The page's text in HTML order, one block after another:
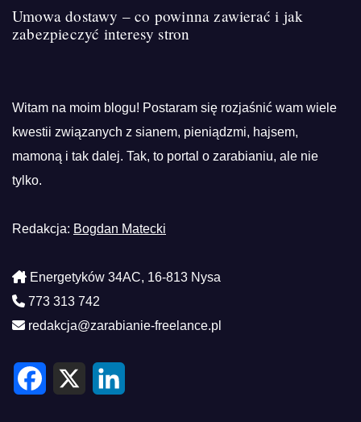
Umowa dostawy – co powinna zawierać i jak
zabezpieczyć interesy stron
Witam na moim blogu! Postaram się rozjaśnić wam wiele
kwestii związanych z sianem, pieniądzmi, hajsem,
mamoną i tak dalej. Tak, to portal o zarabianiu, ale nie
tylko.
Redakcja: Bogdan Matecki
Energetyków 34AC, 16-813 Nysa
773 313 742
redakcja@zarabianie-freelance.pl
F
X